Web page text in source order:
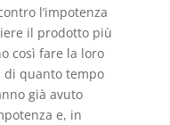
l’impotenza
il prodotto più
così fare la loro
di quanto tempo
già avuto
e, in